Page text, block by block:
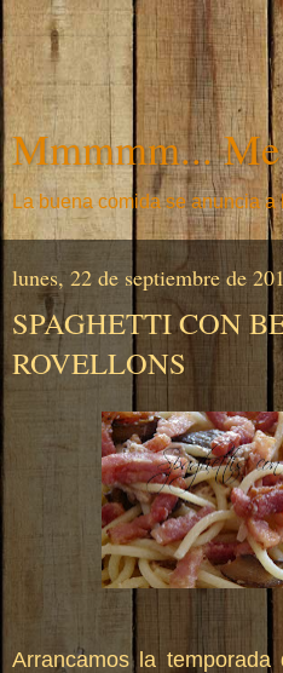
Mmmmm...
La buena comida se anuncia
lunes, 22 de septiembre de
SPAGHETTI CON
ROVELLONS
Arrancamos la